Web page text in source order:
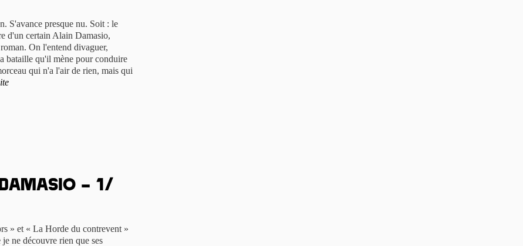
S'avance presque nu. Soit : le
d'un certain Alain Damasio,
On l'entend divaguer,
bataille qu'il mène pour conduire
qui n'a l'air de rien, mais qui
– 1/
» et « La Horde du contrevent »
ne découvre rien que ses